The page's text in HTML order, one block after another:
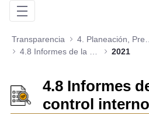
Transparencia
2021
4.8 Informes
control